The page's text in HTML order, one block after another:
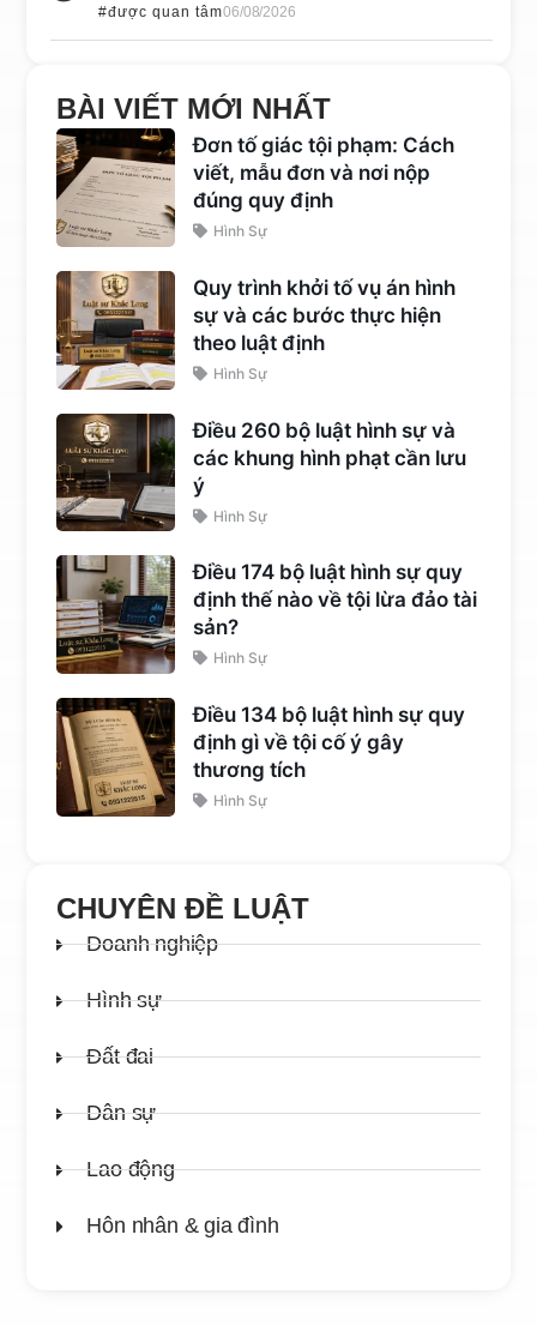
#được quan tâm06/08/2026
BÀI VIẾT MỚI NHẤT
Đơn tố giác tội phạm: Cách
viết, mẫu đơn và nơi nộp
đúng quy định
Hình Sự
Quy trình khởi tố vụ án hình
sự và các bước thực hiện
theo luật định
Hình Sự
Điều 260 bộ luật hình sự và
các khung hình phạt cần lưu
ý
Hình Sự
Điều 174 bộ luật hình sự quy
định thế nào về tội lừa đảo tài
sản?
Hình Sự
Điều 134 bộ luật hình sự quy
định gì về tội cố ý gây
thương tích
Hình Sự
CHUYÊN ĐỀ LUẬT
Doanh nghiệp
Hình sự
Đất đai
Dân sự
Lao động
Hôn nhân & gia đình